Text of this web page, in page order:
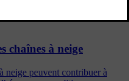
chaînes à neige
neige peuvent contribuer à